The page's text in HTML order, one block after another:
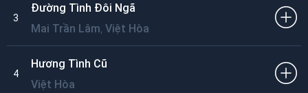
3
Đường Tình Đôi Ngã
Mai Trần Lâm, Việt Hòa
4
Hương Tình Cũ
Việt Hòa